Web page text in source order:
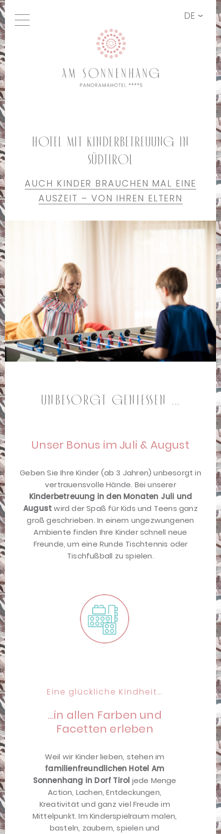
DE
Hotel mit Kinderbetreuung in
Südtirol
AUCH KINDER BRAUCHEN MAL EINE
AUSZEIT – VON IHREN ELTERN
Unbesorgt genießen ...
Unser Bonus im Juli & August
Geben Sie Ihre Kinder (ab 3 Jahren) unbesorgt in
vertrauensvolle Hände. Bei unserer
Kinderbetreuung in den Monaten Juli und
Augustwird der Spaß für Kids und Teens ganz
groß geschrieben. In einem ungezwungenen
Ambiente finden Ihre Kinder schnell neue
Freunde, um eine Runde Tischtennis oder
Tischfußball zu spielen.
Eine glückliche Kindheit…
…in allen Farben und
Facetten erleben
Weil wir Kinder lieben, stehen im
familienfreundlichen Hotel Am
Sonnenhang in Dorf Tirol jede Menge
Action, Lachen, Entdeckungen,
Kreativität und ganz viel Freude im
Mittelpunkt. Im Kinderspielraum malen,
basteln, zaubern, spielen und